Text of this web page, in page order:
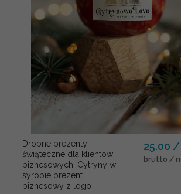
Drobne prezenty
świąteczne dla klientów
biznesowych, Cytryny w
syropie prezent
biznesowy z logo
25.00 /
brutto /